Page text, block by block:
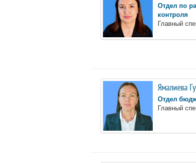
Отдел по
контроля
Главный
Ямалиева
Отдел
Главный